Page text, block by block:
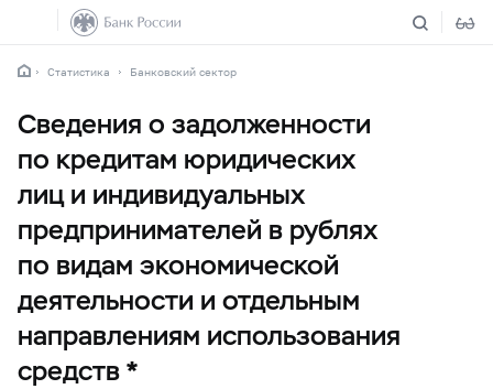
Статистика Банковский сектор
Сведения о задолженности
по кредитам юридических
лиц и индивидуальных
предпринимателей в рублях
по видам экономической
деятельности и отдельным
направлениям использования
средств *